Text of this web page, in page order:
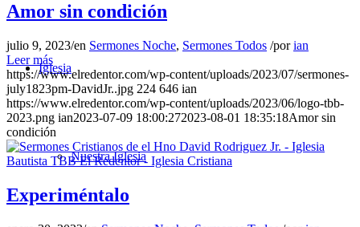
Iglesia
Nuestra Iglesia
Amor sin condición
julio 9, 2023/en Sermones Noche, Sermones Todos /porian
Leer más
https://www.elredentor.com/wp-content/uploads/2023/07/sermones-
july1823pm-DavidJr..jpg 224 646 ian
https://www.elredentor.com/wp-content/uploads/2023/06/logo-tbb-
2023.png ian2023-07-09 18:00:272023-08-01 18:35:18Amor sin
condición
Experiméntalo